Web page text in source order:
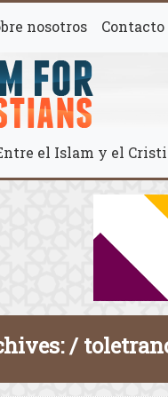
nosotros Contacto
el Islam y el
/